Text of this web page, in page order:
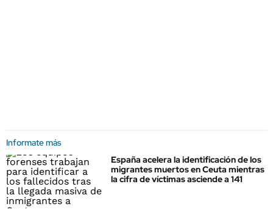
Informate más
España acelera la identificación de los
migrantes muertos en Ceuta mientras
la cifra de víctimas asciende a 141